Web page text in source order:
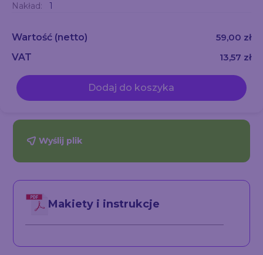
Nakład:
1
Wartość (netto)
59,00 zł
VAT
13,57 zł
Dodaj do koszyka
Wyślij plik
Makiety i instrukcje